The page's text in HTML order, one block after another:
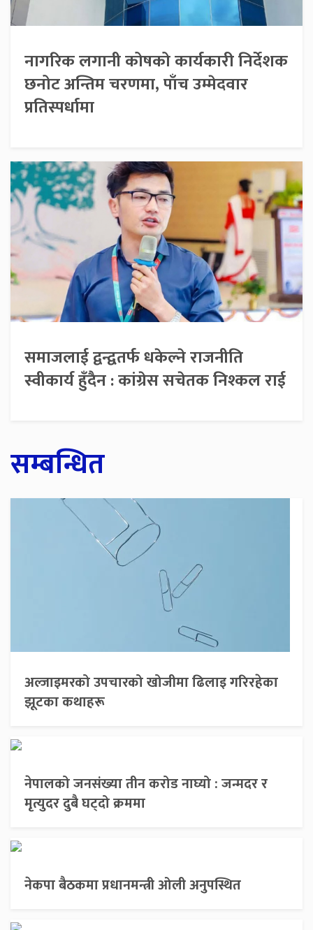
नागरिक लगानी कोषको कार्यकारी निर्देशक
छनोट अन्तिम चरणमा, पाँच उम्मेदवार
प्रतिस्पर्धामा
समाजलाई द्वन्द्वतर्फ धकेल्ने राजनीति
स्वीकार्य हुँदैन : कांग्रेस सचेतक निश्कल राई
सम्बन्धित
अल्जाइमरको उपचारको खोजीमा ढिलाइ गरिरहेका
झूटका कथाहरू
नेपालको जनसंख्या तीन करोड नाघ्यो : जन्मदर र
मृत्युदर दुबै घट्दो क्रममा
नेकपा बैठकमा प्रधानमन्त्री ओली अनुपस्थित